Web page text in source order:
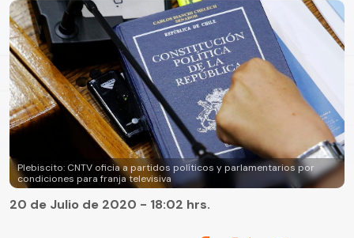
Plebiscito: CNTV oficia a partidos políticos y parlamentarios por
condiciones para franja televisiva
20 de Julio de 2020 - 18:02 hrs.